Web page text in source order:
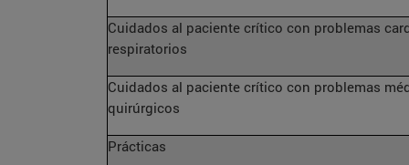
Cuidados al paciente crítico con problemas
respiratorios
Cuidados al paciente crítico con problemas
quirúrgicos
Prácticas